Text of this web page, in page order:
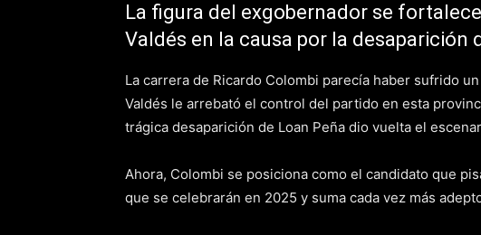
La figura del exgobernador se
Valdés en la causa por la desaparición
La carrera de Ricardo Colombi parecía haber sufrido
Valdés le arrebató el control del partido en esta
trágica desaparición de Loan Peña dio vuelta el
Ahora, Colombi se posiciona como el candidato que
que se celebrarán en 2025 y suma cada vez más